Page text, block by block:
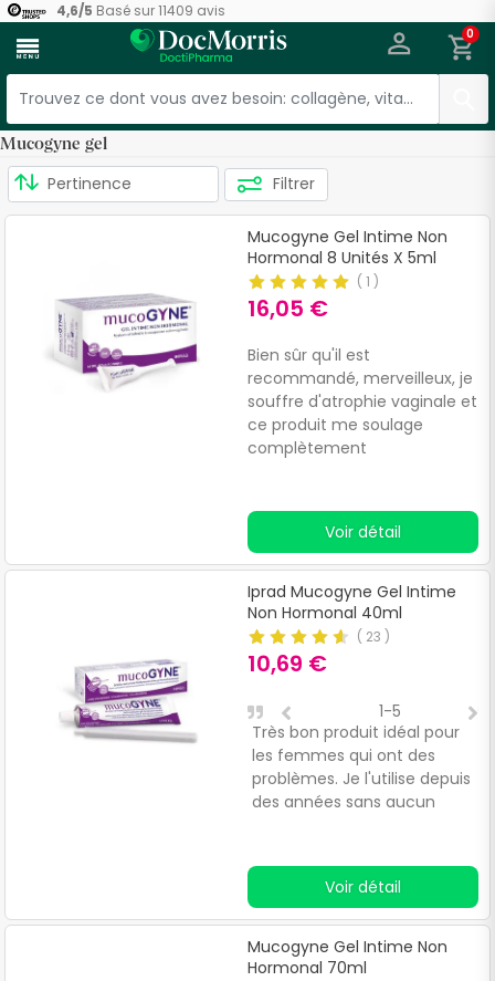
4,6/5 Basé sur11409 avis
menu 0
Mucogyne gel
Filtrer
Mucogyne Gel Intime Non
Hormonal 8 Unités X 5ml
( 1 )
16,05 €
Bien sûr qu'il est
recommandé, merveilleux, je
souffre d'atrophie vaginale et
ce produit me soulage
complètement
Voir détail
Iprad Mucogyne Gel Intime
Non Hormonal 40ml
( 23 )
10,69 €
Très bon produit idéal pour
les femmes qui ont des
problèmes. Je l'utilise depuis
des années sans aucun
1-5
Voir détail
Mucogyne Gel Intime Non
Hormonal 70ml